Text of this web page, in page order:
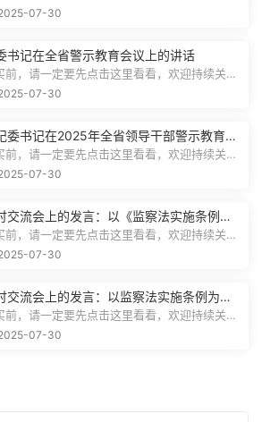
精彩模板每天推送预览结束，本文...
07-30
书记在全省警示教育会议上的讲话
前，请一定要先点击这里看看，欢迎持续关
精彩模板每天推送预览结束，本文...
07-30
委书记在2025年全省领导干部警示教育会
讲话.1
前，请一定要先点击这里看看，欢迎持续关
精彩模板每天推送预览结束，本文...
07-30
交流会上的发言：以《监察法实施条例》
,推动巡察工作高质量发展
前，请一定要先点击这里看看，欢迎持续关
精彩模板每天推送预览结束，本文...
07-30
交流会上的发言：以监察法实施条例为纲
巡察工作高质量发展
前，请一定要先点击这里看看，欢迎持续关
精彩模板每天推送预览结束，本文...
07-30